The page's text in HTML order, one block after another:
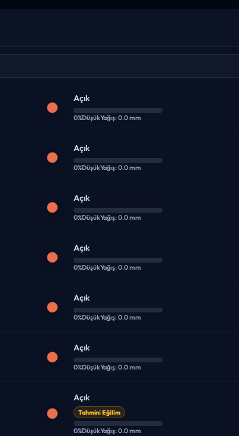
Açık
0%DüşükYağış: 0.0 mm
Açık
0%DüşükYağış: 0.0 mm
Açık
0%DüşükYağış: 0.0 mm
Açık
0%DüşükYağış: 0.0 mm
Açık
0%DüşükYağış: 0.0 mm
Açık
0%DüşükYağış: 0.0 mm
Açık
Tahmini Eğilim
0%DüşükYağış: 0.0 mm